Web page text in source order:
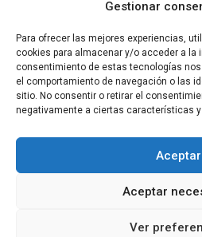
Gestionar
Para ofrecer las mejores experiencias,
cookies para almacenar y/o acceder a la
consentimiento de estas tecnologías
el comportamiento de navegación o las
sitio. No consentir o retirar el
negativamente a ciertas características
Aceptar
Aceptar
Ver
información veraz y un
Todos los derechos reservados.
Radio
Contacto
Aviso Legal